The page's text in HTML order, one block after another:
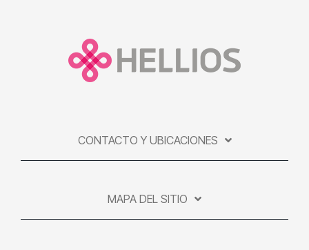
CONTACTO Y UBICACIONES
MAPA DEL SITIO